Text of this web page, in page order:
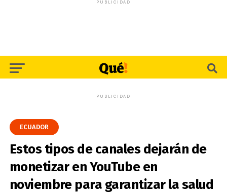
PUBLICIDAD
PUBLICIDAD
ECUADOR
Estos tipos de canales dejarán de
monetizar en YouTube en
noviembre para garantizar la salud